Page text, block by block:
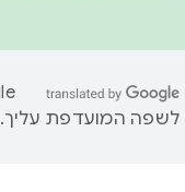
לשפה המועדפת עליך.